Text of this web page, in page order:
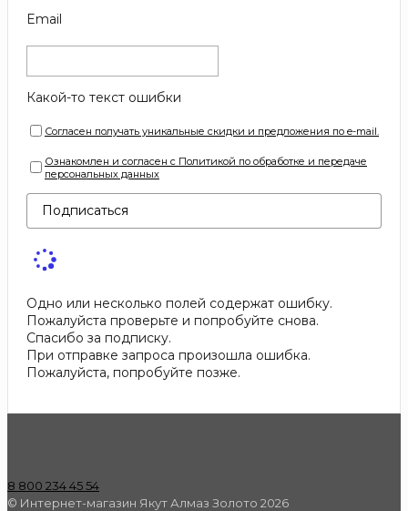
Email
Какой-то текст ошибки
Согласен получать уникальные скидки и предложения по e-mail.
Ознакомлен и согласен с Политикой по обработке и передаче
персональных данных
Подписаться
Одно или несколько полей содержат ошибку.
Пожалуйста проверьте и попробуйте снова.
Спасибо за подписку.
При отправке запроса произошла ошибка.
Пожалуйста, попробуйте позже.
8 800 234 45 54
© Интернет-магазин Якут Алмаз Золото 2026